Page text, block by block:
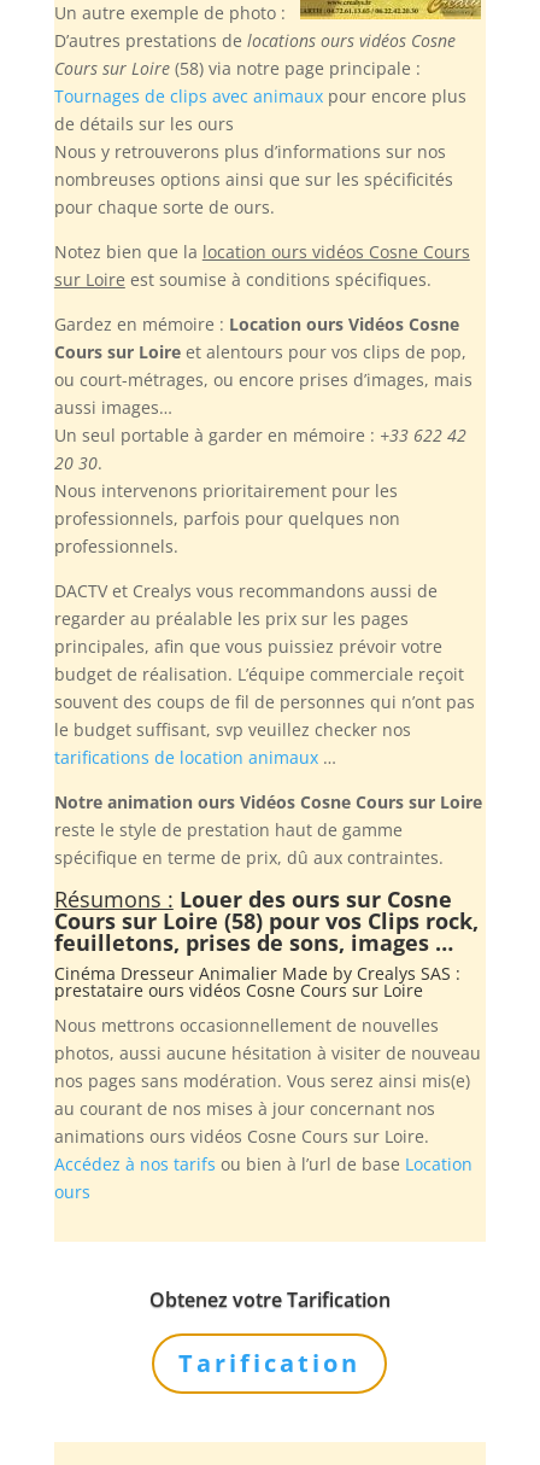
Un autre exemple de photo :
D’autres prestations de locations ours vidéos Cosne
Cours sur Loire(58) via notre page principale :
Tournages de clips avec animauxpour encore plus
de détails sur les ours
Nous y retrouverons plus d’informations sur nos
nombreuses options ainsi que sur les spécificités
pour chaque sorte de ours.
Notez bien que la location ours vidéos Cosne Cours
sur Loire est soumise à conditions spécifiques.
Gardez en mémoire : Location ours Vidéos Cosne
Cours sur Loireet alentours pour vos clips de pop,
ou court-métrages, ou encore prises d’images, mais
aussi images…
Un seul portable à garder en mémoire : +33 622 42
20 30.
Nous intervenons prioritairement pour les
professionnels, parfois pour quelques non
professionnels.
DACTV et Crealys vous recommandons aussi de
regarder au préalable les prix sur les pages
principales, afin que vous puissiez prévoir votre
budget de réalisation. L’équipe commerciale reçoit
souvent des coups de fil de personnes qui n’ont pas
le budget suffisant, svp veuillez checker nos
tarifications de location animaux…
Notre animation ours Vidéos Cosne Cours sur Loire
reste le style de prestation haut de gamme
spécifique en terme de prix, dû aux contraintes.
Résumons : Louer des ours sur Cosne
Cours sur Loire (58) pour vos Clips rock,
feuilletons, prises de sons, images …
Cinéma Dresseur Animalier Made by Crealys SAS :
prestataire ours vidéos Cosne Cours sur Loire
Nous mettrons occasionnellement de nouvelles
photos, aussi aucune hésitation à visiter de nouveau
nos pages sans modération. Vous serez ainsi mis(e)
au courant de nos mises à jour concernant nos
animations ours vidéos Cosne Cours sur Loire.
Accédez à nos tarifs ou bien à l’url de base Location
ours
Obtenez votre Tarification
Tarification